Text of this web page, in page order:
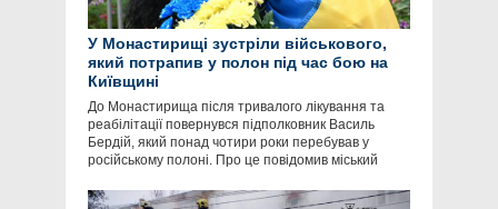
У Монастирищі зустріли військового,
який потрапив у полон під час бою на
Київщині
До Монастирища після тривалого лікування та
реабілітації повернувся підполковник Василь
Бердій, який понад чотири роки перебував у
російському полоні. Про це повідомив міський